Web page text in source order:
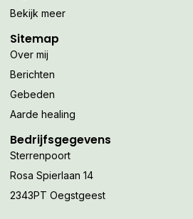
Bekijk meer
Sitemap
Over mij
Berichten
Gebeden
Aarde healing
Bedrijfsgegevens
Sterrenpoort
Rosa Spierlaan 14
2343PT Oegstgeest